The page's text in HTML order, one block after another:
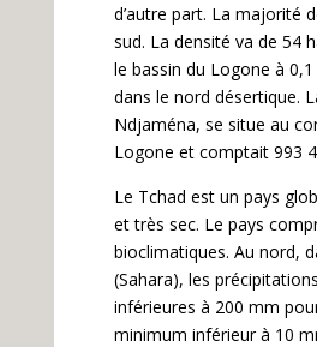
d’autre part. La majorité
sud. La densité va de 54
le bassin du Logone à
dans le nord désertique.
Ndjaména, se situe au
Logone et comptait 993
Le Tchad est un pays
et très sec. Le pays
bioclimatiques. Au nord,
(Sahara), les
inférieures à 200 mm
minimum inférieur à 10